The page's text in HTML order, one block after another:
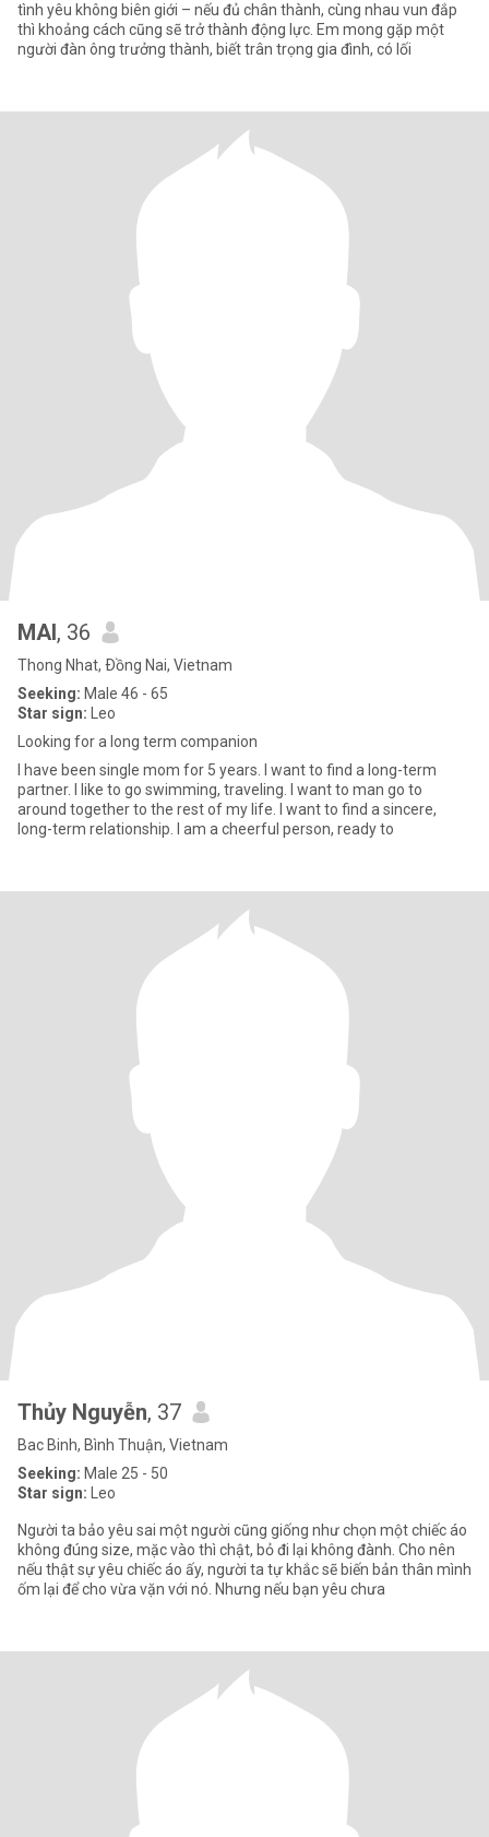
tình yêu không biên giới – nếu đủ chân thành, cùng nhau vun đắp
thì khoảng cách cũng sẽ trở thành động lực. Em mong gặp một
người đàn ông trưởng thành, biết trân trọng gia đình, có lối
MAI, 36
Thong Nhat, Ðồng Nai, Vietnam
Seeking: Male 46 - 65
Star sign: Leo
Looking for a long term companion ​
I have been single mom for 5 years. I want to find a long-term
partner. I like to go swimming, traveling. I want to man go to
around together to the rest of my life. I want to find a sincere,
long-term relationship. I am a cheerful person, ready to
Thủy Nguyễn, 37
Bac Binh, Bình Thuận, Vietnam
Seeking: Male 25 - 50
Star sign: Leo
Người ta bảo yêu sai một người cũng giống như chọn một chiếc áo
không đúng size, mặc vào thì chật, bỏ đi lại không đành. Cho nên
nếu thật sự yêu chiếc áo ấy, người ta tự khắc sẽ biến bản thân mình
ốm lại để cho vừa vặn với nó. Nhưng nếu bạn yêu chưa